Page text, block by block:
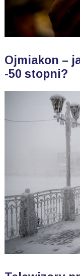
Ojmiakon –
-50 stopni?